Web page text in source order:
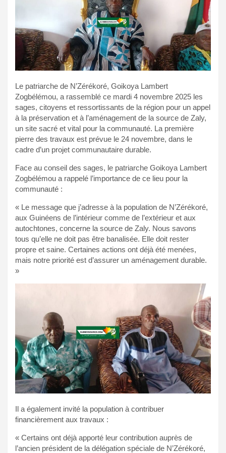
Le patriarche de N’Zérékoré, Goikoya Lambert
Zogbélémou, a rassemblé ce mardi 4 novembre 2025 les
sages, citoyens et ressortissants de la région pour un appel
à la préservation et à l’aménagement de la source de Zaly,
un site sacré et vital pour la communauté. La première
pierre des travaux est prévue le 24 novembre, dans le
cadre d’un projet communautaire durable.
Face au conseil des sages, le patriarche Goikoya Lambert
Zogbélémou a rappelé l’importance de ce lieu pour la
communauté :
« Le message que j’adresse à la population de N’Zérékoré,
aux Guinéens de l’intérieur comme de l’extérieur et aux
autochtones, concerne la source de Zaly. Nous savons
tous qu’elle ne doit pas être banalisée. Elle doit rester
propre et saine. Certaines actions ont déjà été menées,
mais notre priorité est d’assurer un aménagement durable.
»
Il a également invité la population à contribuer
financièrement aux travaux :
« Certains ont déjà apporté leur contribution auprès de
l’ancien président de la délégation spéciale de N’Zérékoré,